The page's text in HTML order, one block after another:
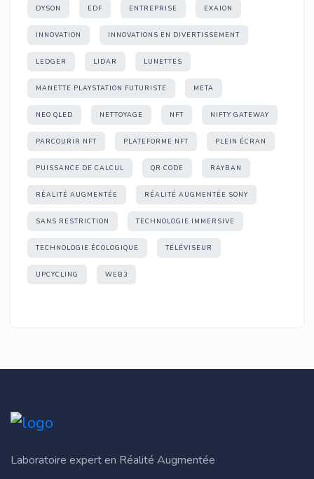
DYSON EDF ENTREPRISE EXAION
INNOVATION INNOVATIONS EN DIVERTISSEMENT
LEDGER LIDAR LUNETTES
MANETTE PLAYSTATION FUTURISTE META
NEO QLED NETTOYAGE NFT NIFTY GATEWAY
PARCOURIR NFT PLATEFORME NFT PLEIN ÉCRAN
PUISSANCE DE CALCUL QR CODE RAYBAN
RÉALITÉ AUGMENTÉE RÉALITÉ AUGMENTÉE SONY
SANS RESTRICTION TECHNOLOGIE IMMERSIVE
TECHNOLOGIE ÉCOLOGIQUE TÉLÉVISEUR
UPCYCLING WEB3
Laboratoire expert en Réalité Augmentée